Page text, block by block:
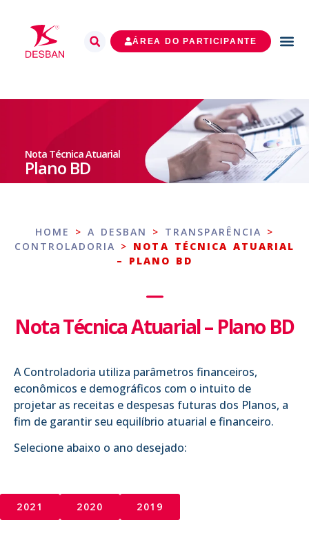
ÁREA DO PARTICIPANTE
Nota Técnica Atuarial
Plano BD
HOME > A DESBAN > TRANSPARÊNCIA >
CONTROLADORIA > NOTA TÉCNICA ATUARIAL
– PLANO BD
Nota Técnica Atuarial – Plano BD
A Controladoria utiliza parâmetros financeiros,
econômicos e demográficos com o intuito de
projetar as receitas e despesas futuras dos Planos, a
fim de garantir seu equilíbrio atuarial e financeiro.
Selecione abaixo o ano desejado:
2021 2020 2019